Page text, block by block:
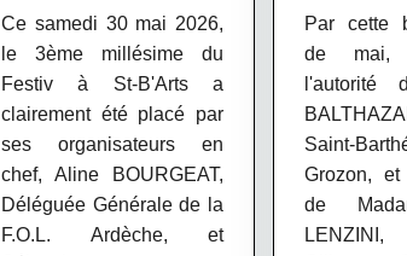
Ce samedi 30 mai 2026,
le 3ème millésime du
Festiv à St-B'Arts a
clairement été placé par
ses organisateurs en
chef, Aline BOURGEAT,
Déléguée Générale de la
F.O.L. Ardèche, et
Par cette
de mai,
l'autorité
Saint-
Grozon,
de